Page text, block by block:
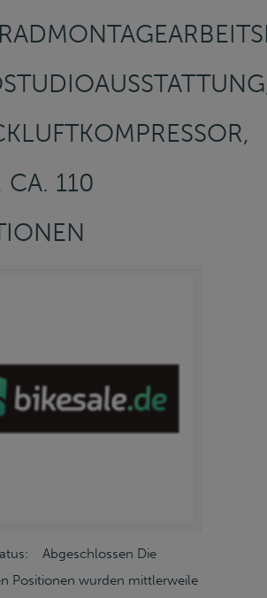
CA. 110
Abgeschlossen Die
Positionen wurden mittlerweile